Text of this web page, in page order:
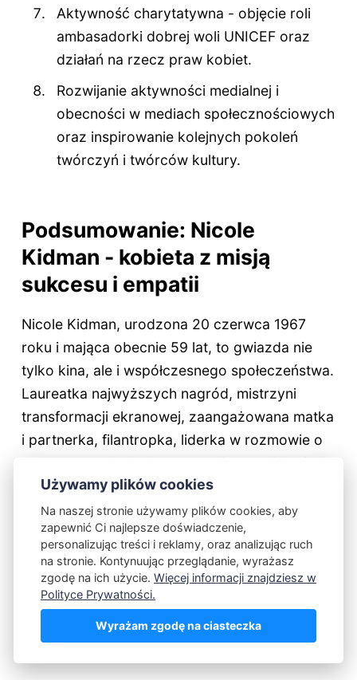
Aktywność charytatywna - objęcie roli
ambasadorki dobrej woli UNICEF oraz
działań na rzecz praw kobiet.
Rozwijanie aktywności medialnej i
obecności w mediach społecznościowych
oraz inspirowanie kolejnych pokoleń
twórczyń i twórców kultury.
Podsumowanie: Nicole
Kidman - kobieta z misją
sukcesu i empatii
Nicole Kidman, urodzona 20 czerwca 1967
roku i mająca obecnie 59 lat, to gwiazda nie
tylko kina, ale i współczesnego społeczeństwa.
Laureatka najwyższych nagród, mistrzyni
transformacji ekranowej, zaangażowana matka
i partnerka, filantropka, liderka w rozmowie o
prawach kobiet i wieku w mediach. Jej życie i
kariera to dowód na to, że granice wieku czy
stereotypów można przekraczać z odwagą i
stylem - pozostając jednocześnie sobą i
solidarnie wspierając innych.
POWIĄZANE TAGI:
LUDZIE
Używamy plików cookies
Na naszej stronie używamy plików cookies, aby
zapewnić Ci najlepsze doświadczenie,
personalizując treści i reklamy, oraz analizując ruch
na stronie. Kontynuując przeglądanie, wyrażasz
zgodę na ich użycie. Więcej informacji znajdziesz w
Polityce Prywatności.
Wyrażam zgodę na ciasteczka